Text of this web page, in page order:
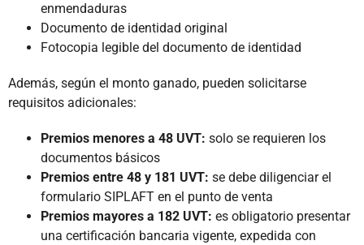
enmendaduras
Documento de identidad original
Fotocopia legible del documento de identidad
Además, según el monto ganado, pueden solicitarse
requisitos adicionales:
Premios menores a 48 UVT: solo se requieren los
documentos básicos
Premios entre 48 y 181 UVT: se debe diligenciar el
formulario SIPLAFT en el punto de venta
Premios mayores a 182 UVT: es obligatorio presentar
una certificación bancaria vigente, expedida con